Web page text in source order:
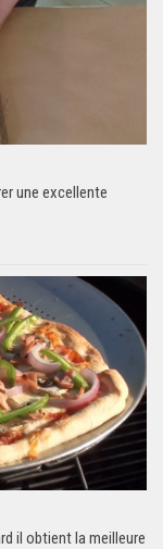
une excellente
il obtient la meilleure